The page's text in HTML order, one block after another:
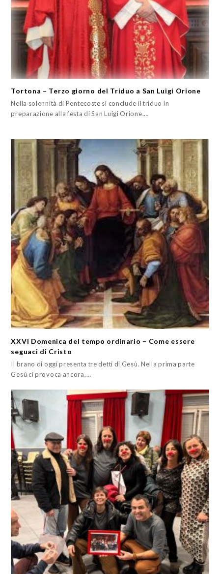
Tortona – Terzo giorno del Triduo a San Luigi Orione
Nella solennità di Pentecoste si conclude il triduo in
preparazione alla festa di San Luigi Orione.…
XXVI Domenica del tempo ordinario – Come essere
seguaci di Cristo
Il brano di oggi presenta tre detti di Gesù. Nella prima parte
Gesù ci provoca ancora,…